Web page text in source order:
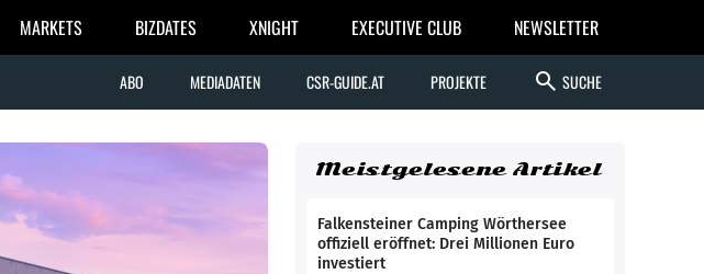
MARKETS BIZDATES XNIGHT EXECUTIVE CLUB NEWSLETTER
ABO MEDIADATEN CSR-GUIDE.AT PROJEKTE search SUCHE
Meistgelesene Artikel
Falkensteiner Camping Wörthersee
offiziell eröffnet: Drei Millionen Euro
investiert